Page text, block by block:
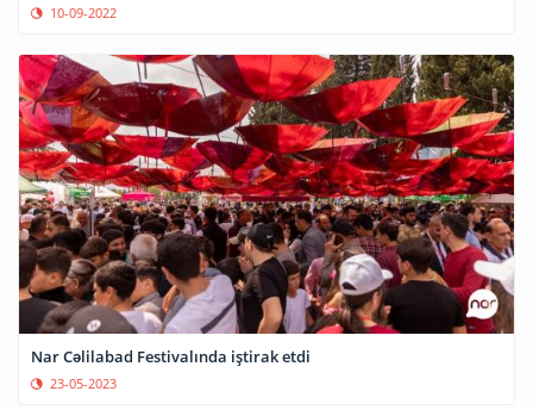
10-09-2022
Nar Cəlilabad Festivalında iştirak etdi
23-05-2023